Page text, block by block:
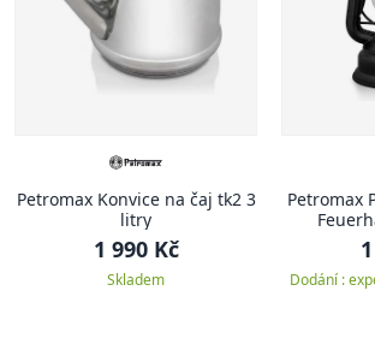
Petromax Konvice na čaj tk2 3
litry
1 990 Kč
Skladem
Petromax
Dodání :